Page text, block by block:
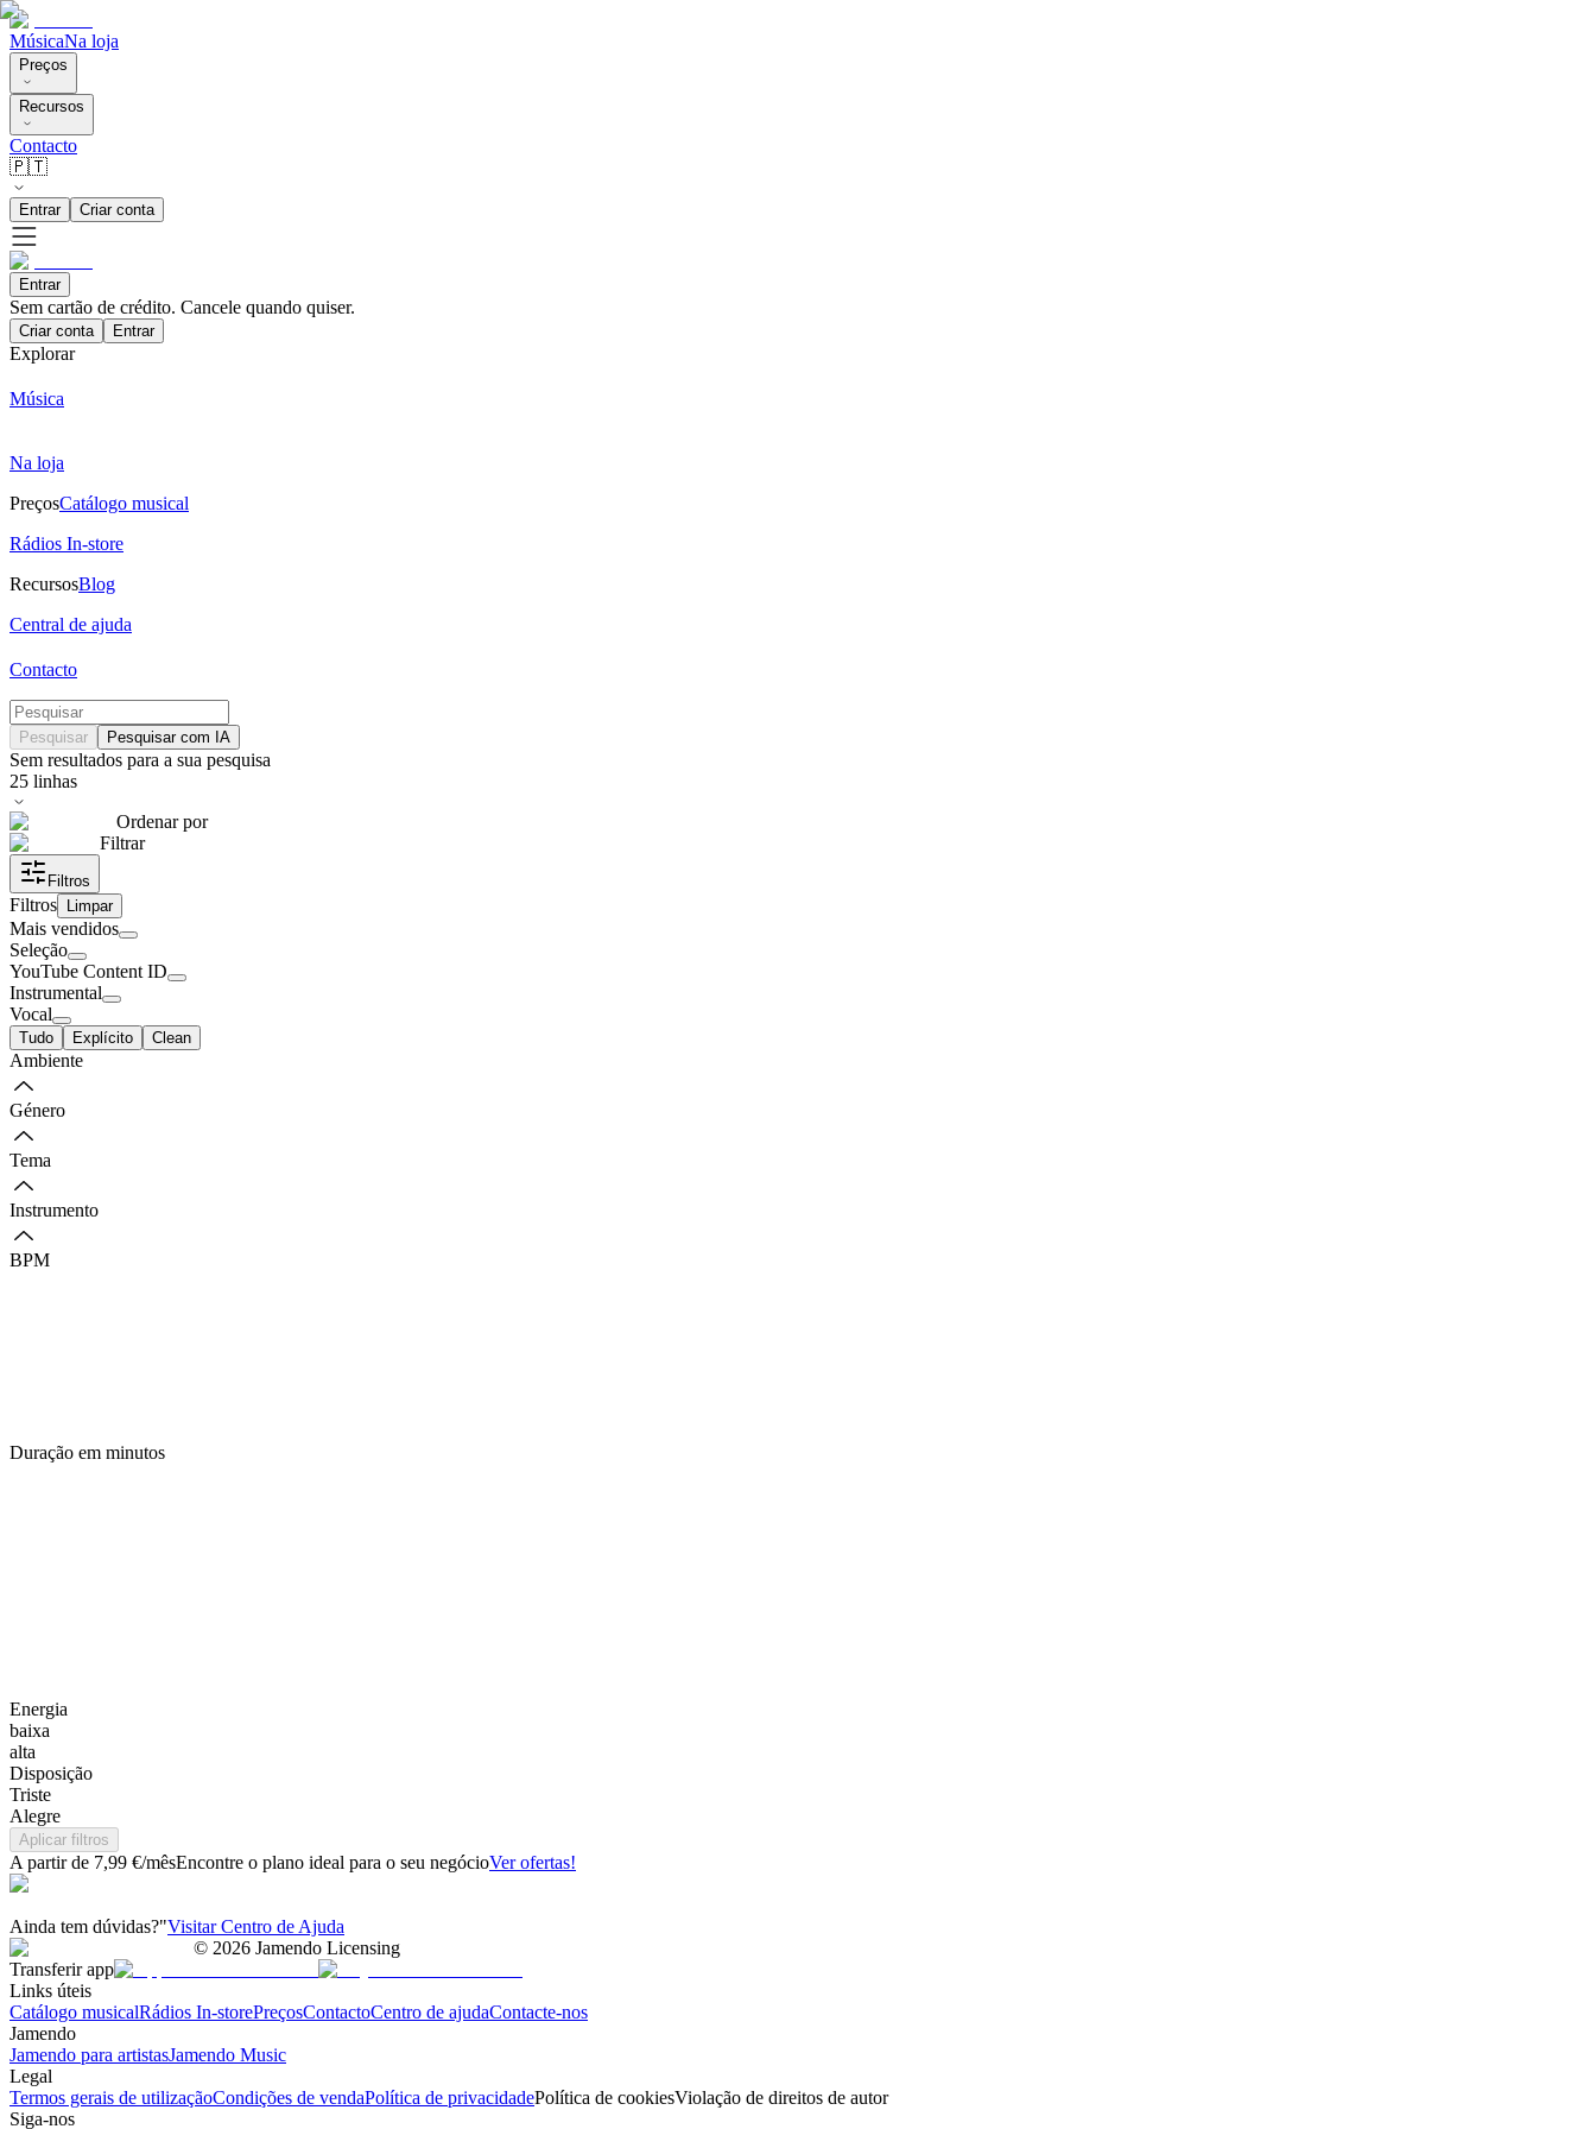
MúsicaNa loja
Preços
Recursos
Contacto
🇵🇹
Entrar Criar conta
Entrar
Sem cartão de crédito. Cancele quando quiser.
Criar conta Entrar
Explorar
Música
Na loja
PreçosCatálogo musical
Rádios In-store
RecursosBlog
Central de ajuda
Contacto
Pesquisar Pesquisar com IA
Sem resultados para a sua pesquisa
25 linhas
Ordenar por
Filtrar
Filtros
Filtros Limpar
Mais vendidos
Seleção
YouTube Content ID
Instrumental
Vocal
Tudo Explícito Clean
Ambiente
Género
Tema
Instrumento
BPM
Duração em minutos
Energia
baixa
alta
Disposição
Triste
Alegre
Aplicar filtros
A partir de 7,99 €/mêsEncontre o plano ideal para o seu negócioVer ofertas!
Ainda tem dúvidas?"Visitar Centro de Ajuda
© 2026 Jamendo Licensing
Transferir app
Links úteis
Catálogo musicalRádios In-storePreçosContactoCentro de ajudaContacte-nos
Jamendo
Jamendo para artistasJamendo Music
Legal
Termos gerais de utilizaçãoCondições de vendaPolítica de privacidadePolítica de cookiesViolação de direitos de autor
Siga-nos